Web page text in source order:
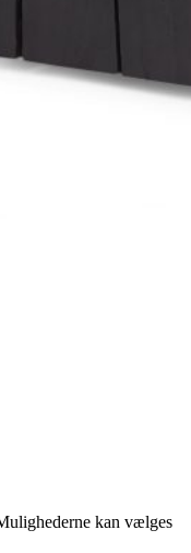
kan vælges